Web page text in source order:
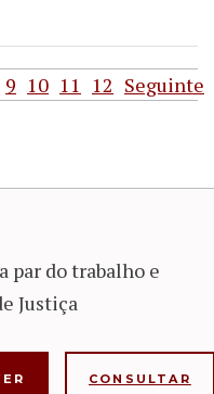
9 10 11 12 Seguinte
par do trabalho e
Justiça
CONSULTAR